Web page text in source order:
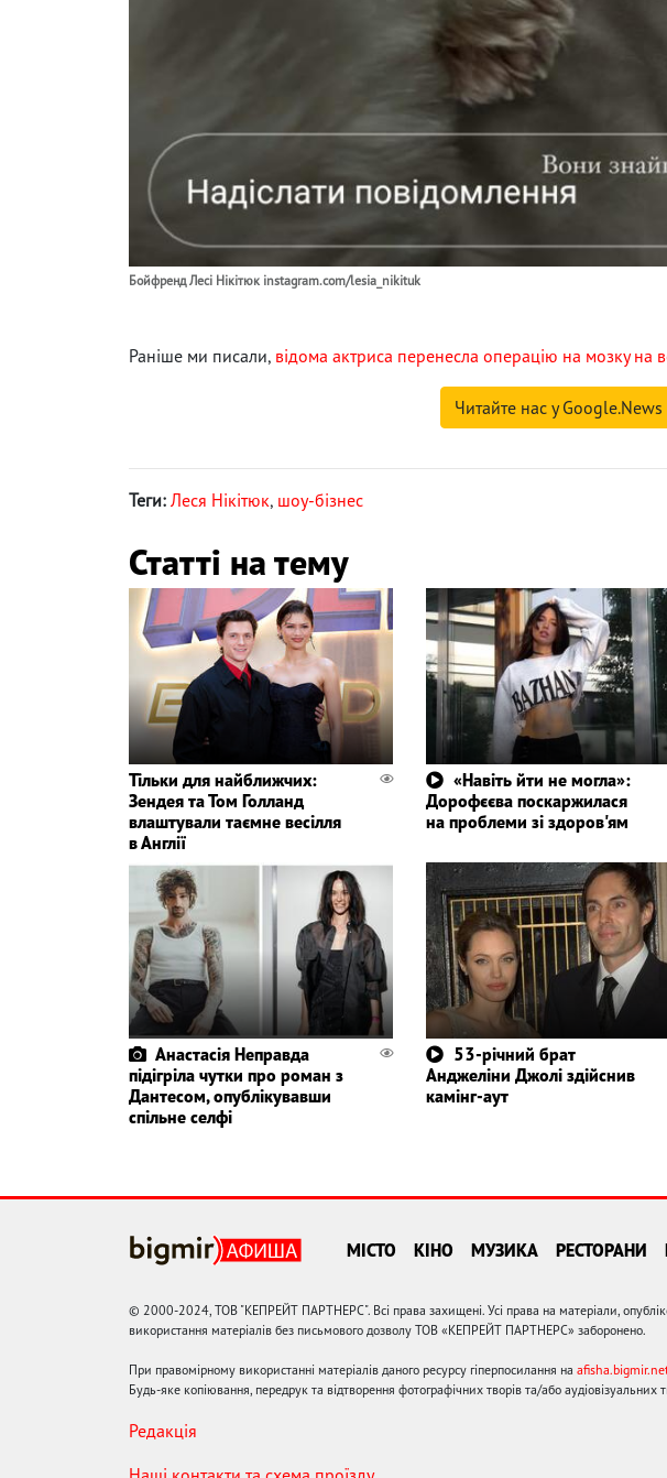
Бойфренд Лесі Нікітюк instagram.com/lesia_nikituk
Раніше ми писали, відома актриса перенесла операцію на мозку на
Читайте нас у Google.News
Теги: Леся Нікітюк, шоу-бізнес
Статті на тему
Тільки для найближчих:
Зендея та Том Голланд
влаштували таємне весілля
в Англії
«Навіть йти не могла»:
Дорофєєва поскаржилася
на проблеми зі здоров'ям
Анастасія Неправда
підігріла чутки про роман з
Дантесом, опублікувавши
спільне селфі
53-річний брат
Анджеліни Джолі здійснив
камінг-аут
МІСТО КІНО МУЗИКА РЕСТОРАНИ
© 2000-2024, ТОВ "КЕПРЕЙТ ПАРТНЕРС". Всі права захищені. Усі права на матеріали,
використання матеріалів без письмового дозволу ТОВ «КЕПРЕЙТ ПАРТНЕРС» заборонено.
При правомірному використанні матеріалів даного ресурсу гіперпосилання на
Будь-яке копіювання, передрук та відтворення фотографічних творів та/або
Редакція